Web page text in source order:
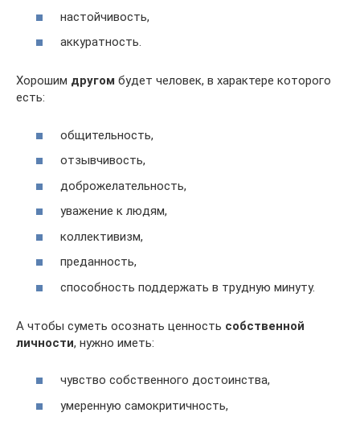
настойчивость,
аккуратность.
Хорошим другом будет человек, в характере которого
есть:
общительность,
отзывчивость,
доброжелательность,
уважение к людям,
коллективизм,
преданность,
способность поддержать в трудную минуту.
А чтобы суметь осознать ценность собственной
личности, нужно иметь:
чувство собственного достоинства,
умеренную самокритичность,